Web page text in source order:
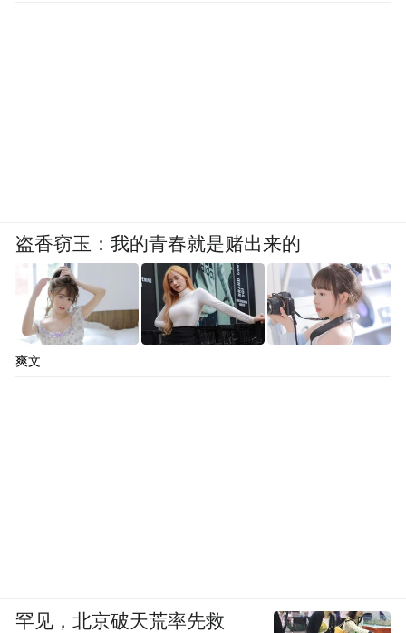
盗香窃玉：我的青春就是赌出来的
爽文
罕见，北京破天荒率先救